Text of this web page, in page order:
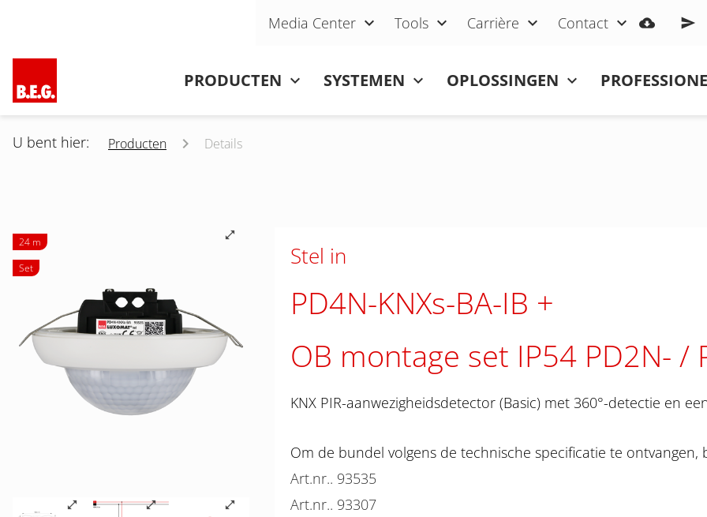
Navigatie overslaan
Media Center Tools Carrière Contact
PRODUCTEN SYSTEMEN OPLOSSINGEN
U bent hier: Producten Details
24 m
Set
Stel in
PD4N-KNXs-BA-IB
OB montage set IP54 PD2N- /
KNX PIR-aanwezigheidsdetector (Basic) met 360°-detectie en
Om de bundel volgens de technische specificatie te ontvangen,
Art.nr.. 93535
Art.nr.. 93307